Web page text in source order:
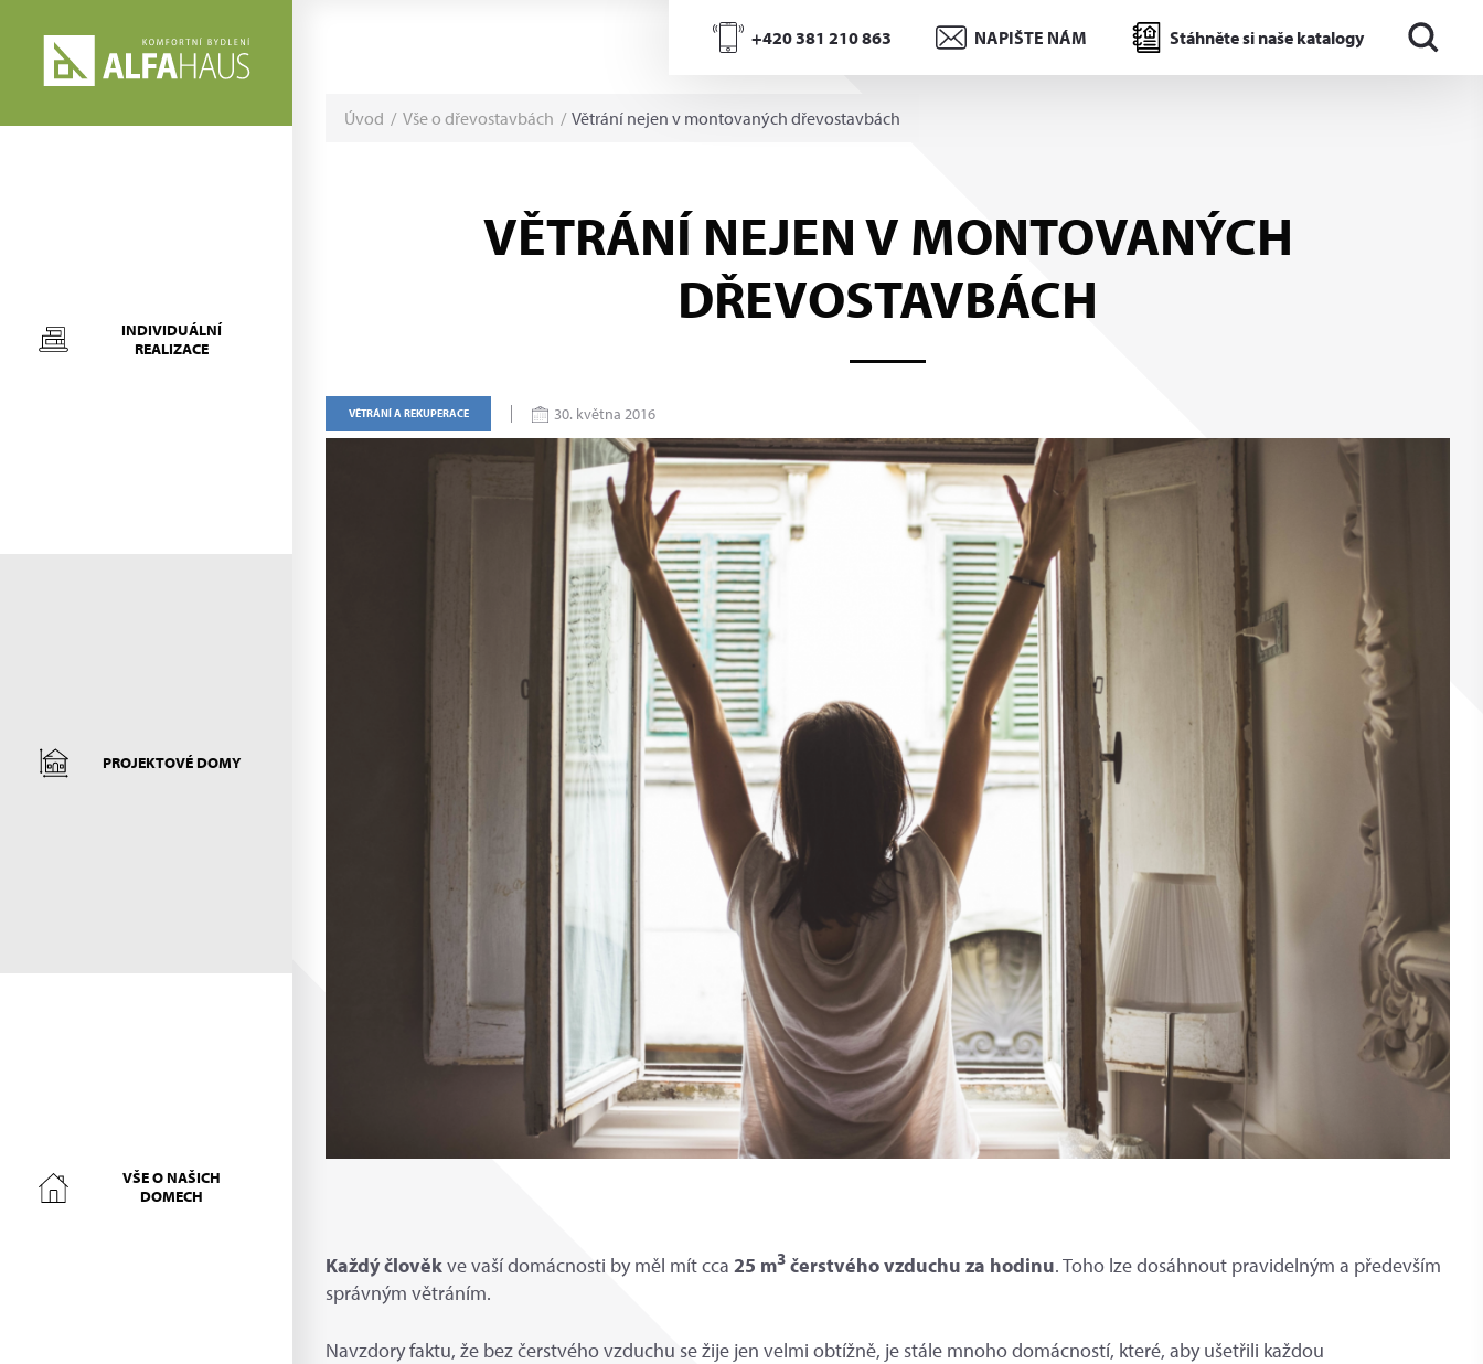
INDIVIDUÁLNÍ
REALIZACE
PROJEKTOVÉ DOMY
VŠE O NAŠICH
DOMECH
+420 381 210 863 NAPIŠTE NÁM Stáhněte si naše katalogy
Úvod / Vše o dřevostavbách / Větrání nejen v montovaných dřevostavbách
VĚTRÁNÍ NEJEN V MONTOVANÝCH
DŘEVOSTAVBÁCH
VĚTRÁNÍ A REKUPERACE 30. května 2016
Každý člověkve vaší domácnosti by měl mít cca 25 m3 čerstvého vzduchu za hodinu. Toho lze dosáhnout pravidelným a především
správným větráním.
Navzdory faktu, že bez čerstvého vzduchu se žije jen velmi obtížně, je stále mnoho domácností, které, aby ušetřili každou